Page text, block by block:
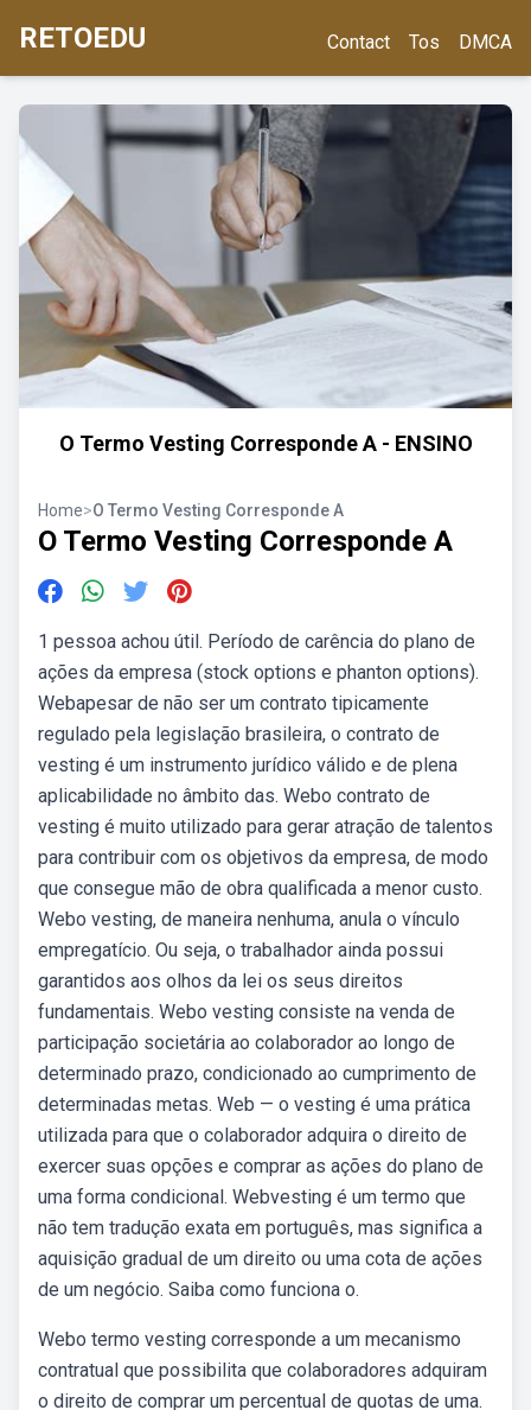
RETOEDU Contact Tos DMCA
O Termo Vesting Corresponde A - ENSINO
Home>O Termo Vesting Corresponde A
O Termo Vesting Corresponde A
1 pessoa achou útil. Período de carência do plano de
ações da empresa (stock options e phanton options).
Webapesar de não ser um contrato tipicamente
regulado pela legislação brasileira, o contrato de
vesting é um instrumento jurídico válido e de plena
aplicabilidade no âmbito das. Webo contrato de
vesting é muito utilizado para gerar atração de talentos
para contribuir com os objetivos da empresa, de modo
que consegue mão de obra qualificada a menor custo.
Webo vesting, de maneira nenhuma, anula o vínculo
empregatício. Ou seja, o trabalhador ainda possui
garantidos aos olhos da lei os seus direitos
fundamentais. Webo vesting consiste na venda de
participação societária ao colaborador ao longo de
determinado prazo, condicionado ao cumprimento de
determinadas metas. Web — o vesting é uma prática
utilizada para que o colaborador adquira o direito de
exercer suas opções e comprar as ações do plano de
uma forma condicional. Webvesting é um termo que
não tem tradução exata em português, mas significa a
aquisição gradual de um direito ou uma cota de ações
de um negócio. Saiba como funciona o.
Webo termo vesting corresponde a um mecanismo
contratual que possibilita que colaboradores adquiram
o direito de comprar um percentual de quotas de uma.